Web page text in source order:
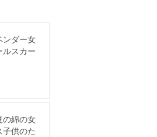
ンダー女
ルスカー
ガニッ
の綿の女
子供のた